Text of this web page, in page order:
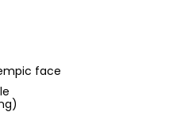
face